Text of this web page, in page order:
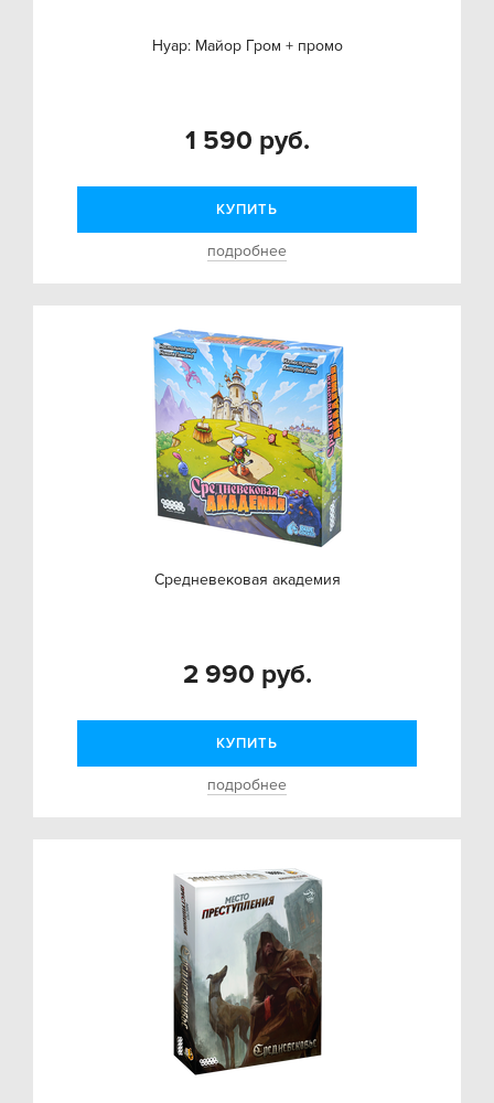
Нуар: Майор Гром + промо
1 590 руб.
КУПИТЬ
подробнее
Средневековая академия
2 990 руб.
КУПИТЬ
подробнее